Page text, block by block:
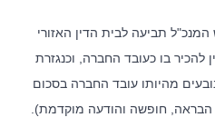
תביעה לבית הדין האזורי
בו כעובד החברה, וכנגזרת
מהיותו עובד החברה בסכום